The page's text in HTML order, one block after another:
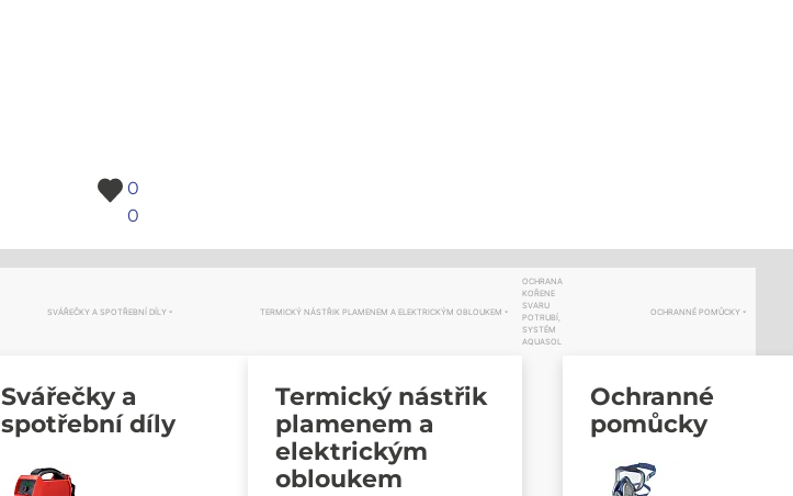
0
0
SVÁŘEČKY A SPOTŘEBNÍ DÍLY
Svářečky a
spotřební díly
TERMICKÝ NÁSTŘIK PLAMENEM A ELEKTRICKÝM OBLOUKEM
Termický nástřik
plamenem a
elektrickým
obloukem
OCHRANA
KOŘENE
SVARU
POTRUBÍ,
SYSTÉM
AQUASOL
OCHRANNÉ POMŮCKY
Ochranné
pomůcky